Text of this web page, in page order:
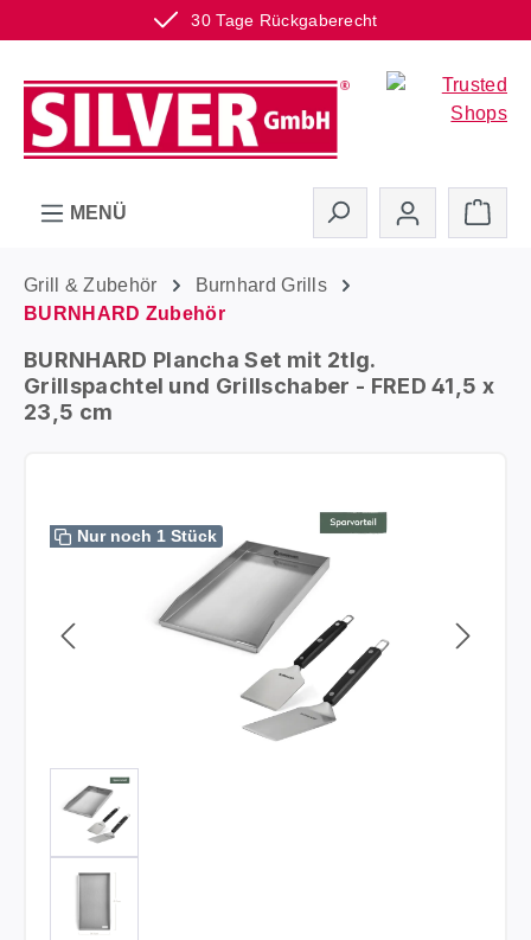
30 Tage Rückgaberecht
Zum Hauptinhalt springen
MENÜ
Grill & Zubehör
Burnhard Grills
BURNHARD Zubehör
BURNHARD Plancha Set mit 2tlg.
Grillspachtel und Grillschaber - FRED 41,5 x
23,5 cm
Nur noch 1 Stück